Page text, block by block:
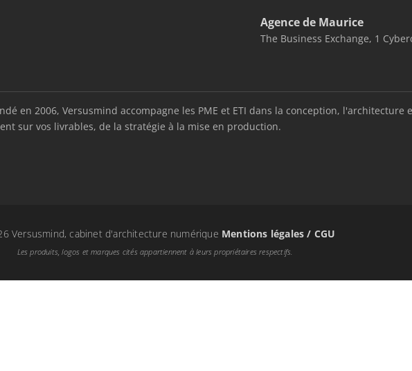
Agence de Maurice
The Business Exchange, 1
en 2006, Versusmind accompagne les PME et ETI dans la conception,
sur vos livrables, de la stratégie à la mise en production.
Versusmind, cabinet d'architecture numérique Mentions légales / CGU
Les produits, logos et marques cités appartiennent à leurs propriétaires respectifs.